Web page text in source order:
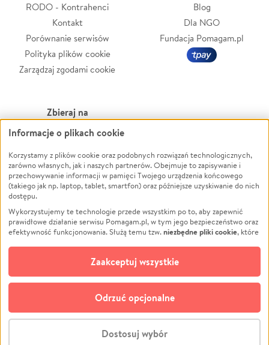
RODO - Kontrahenci
Kontakt
Porównanie serwisów
Polityka plików cookie
Zarządzaj zgodami cookie
Blog
Dla NGO
Fundacja Pomagam.pl
Zbieraj na
Leczenie
Zwierzęta
Pożar
Ukraina
Pomoc Finansowa
Projekty
Pogrzeb
Społeczność lokalna
Kultura
Powódź
Wichura
NGO
Edukacja
Podróż
Impreza
Ochrona środowiska
Biznes
© CROWDING SP. Z O.O.
Informacje o plikach cookie
Korzystamy z plików cookie oraz podobnych rozwiązań technologicznych,
zarówno własnych, jak i naszych partnerów. Obejmuje to zapisywanie i
przechowywanie informacji w pamięci Twojego urządzenia końcowego
(takiego jak np. laptop, tablet, smartfon) oraz późniejsze uzyskiwanie do nich
dostępu.
Wykorzystujemy te technologie przede wszystkim po to, aby zapewnić
prawidłowe działanie serwisu Pomagam.pl, w tym jego bezpieczeństwo oraz
efektywność funkcjonowania. Służą temu tzw.niezbędne pliki cookie, które
opcjonalnych plików cookie
technologii do celów analitycznych i retargetingowych. Możesz wyrazić
zgodę na ich stosowanie lub jej odmówić. W dowolnym momencie masz
możliwość zmiany swoich preferencji na stronie „Zarządzaj zgodami cookie”,
do której link znajdziesz w stopce serwisu Pomagam.pl. Opcjonalne pliki
cookie wykorzystywane są w następujących celach:
działanie serwisu Pomagam.pl. Dzięki nim możemy zrozumieć, jak
Dostosuj wybór
Odrzuć opcjonalne
Zaakceptuj wszystkie